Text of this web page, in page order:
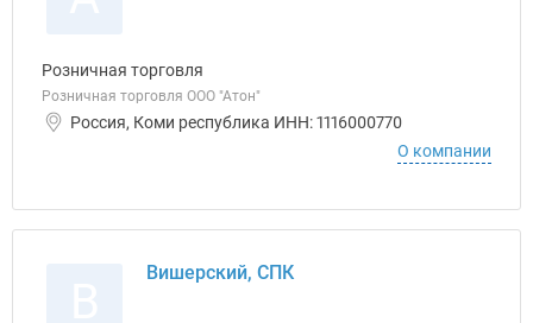
Розничная торговля
Розничная торговля ООО "Атон"
Россия, Коми республика ИНН: 1116000770
О компании
Вишерский, СПК